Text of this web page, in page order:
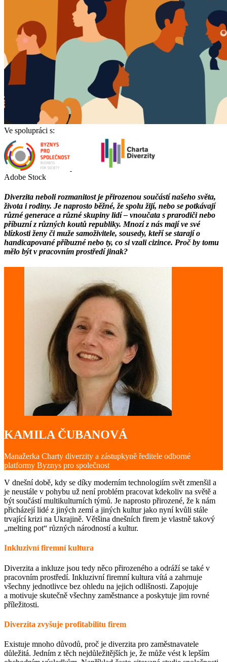
Ve spolupráci s:
Adobe Stock
Diverzita neboli rozmanitost je přirozenou součástí našeho světa,
života i rodiny. Je naprosto běžné, že spolu žijí, nebo se potkávají
různé generace a různé skupiny lidí – vnoučata s prarodiči nebo
příbuzní z různých koutů republiky. Mnozí z nás mají ve své
blízkosti ženy či muže samoživitele, sousedy, kteří se starají o
handicapované příbuzné nebo ty, co si vzali cizince. Proč by tomu
mělo být v pracovním prostředí jinak?
KAMILA ČUBANOVÁ
Manažerka Charty diverzity a zástupkyně ředitele odborné
platformy Byznys pro společnost
V dnešní době, kdy se díky moderním technologiím svět zmenšil a
je neustále v pohybu už není problém pracovat kdekoliv na světě a
být součástí multikulturních týmů. Je naprosto přirozené, že k nám
přicházejí lidé z jiných zemí a jiných kultur jako nyní kvůli stále
trvající krizi na Ukrajině. Většina dnešních firem je vlastně takový
„melting pot“ různých národností a kultur.
Inkluzivní firemní kultura
Diverzita a inkluze jsou tedy něco přirozeného a odráží se také v
pracovním prostředí. Inkluzivní firemní kultura vítá a zahrnuje
všechny jednotlivce bez ohledu na jejich odlišnosti. Zapojuje
a motivuje skutečně všechny zaměstnance a poskytuje jim rovné
příležitosti.
Diverzita zvyšuje profitabilitu firem
Existuje mnoho důvodů, proč je diverzita pro zaměstnavatele
důležitá. Jedním z těch nejdůležitějších je, že může vést k lepším